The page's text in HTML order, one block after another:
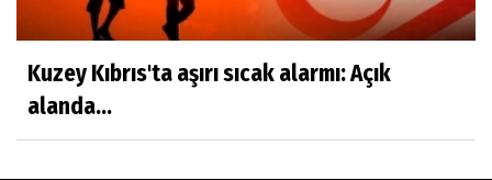
Oğuz Korum
Kuzey Kıbrıs'ta aşırı sıcak alarmı: Açık
alanda...